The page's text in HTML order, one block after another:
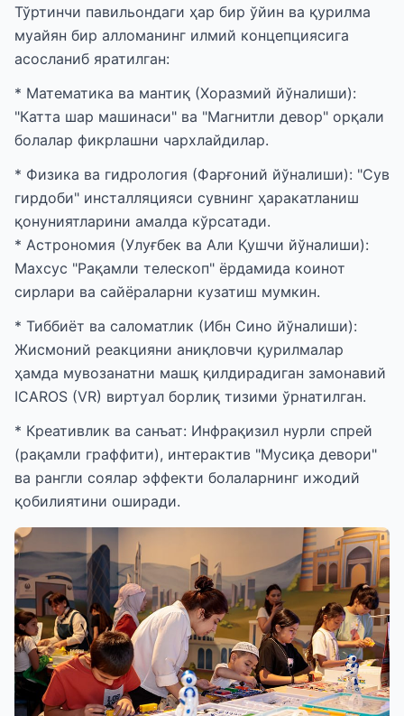
Тўртинчи павильондаги ҳар бир ўйин ва қурилма
муайян бир алломанинг илмий концепциясига
асосланиб яратилган:
* Математика ва мантиқ (Хоразмий йўналиши):
"Катта шар машинаси" ва "Магнитли девор" орқали
болалар фикрлашни чархлайдилар.
* Физика ва гидрология (Фарғоний йўналиши): "Сув
гирдоби" инсталляцияси сувнинг ҳаракатланиш
қонуниятларини амалда кўрсатади.
* Астрономия (Улуғбек ва Али Қушчи йўналиши):
Махсус "Рақамли телескоп" ёрдамида коинот
сирлари ва сайёраларни кузатиш мумкин.
* Тиббиёт ва саломатлик (Ибн Сино йўналиши):
Жисмоний реакцияни аниқловчи қурилмалар
ҳамда мувозанатни машқ қилдирадиган замонавий
ICAROS (VR) виртуал борлиқ тизими ўрнатилган.
* Креативлик ва санъат: Инфрақизил нурли спрей
(рақамли граффити), интерактив "Мусиқа девори"
ва рангли соялар эффекти болаларнинг ижодий
қобилиятини оширади.